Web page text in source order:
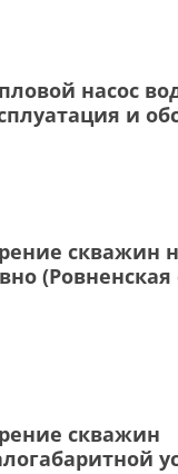
насос
и
скважин
(Ровненская
скважин